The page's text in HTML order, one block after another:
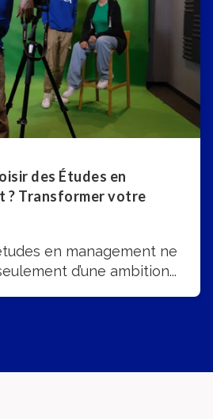
des Études en
? Transformer votre
en management ne
d’une ambition...